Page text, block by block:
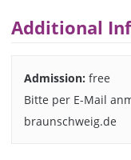
Additional
Admission: free
Bitte per E-Mail
braunschweig.de